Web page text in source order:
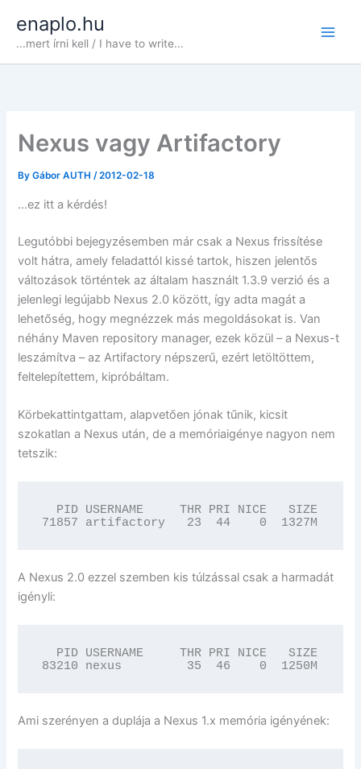
content
enaplo.hu
...mert írni kell / I have to write...
Nexus vagy Artifactory
ByGábor AUTH/2012-02-18
…ez itt a kérdés!
Legutóbbi bejegyzésemben már csak a Nexus frissítése
volt hátra, amely feladattól kissé tartok, hiszen jelentős
változások történtek az általam használt 1.3.9 verzió és a
jelenlegi legújabb Nexus 2.0 között, így adta magát a
lehetőség, hogy megnézzek más megoldásokat is. Van
néhány Maven repository manager, ezek közül – a Nexus-t
leszámítva – az Artifactory népszerű, ezért letöltöttem,
feltelepítettem, kipróbáltam.
Körbekattintgattam, alapvetően jónak tűnik, kicsit
szokatlan a Nexus után, de a memóriaigénye nagyon nem
tetszik:
PID USERNAME     THR PRI NICE   SIZE
71857 artifactory   23  44    0  1327M
A Nexus 2.0 ezzel szemben kis túlzással csak a harmadát
igényli:
PID USERNAME     THR PRI NICE   SIZE
83210 nexus         35  46    0  1250M
Ami szerényen a duplája a Nexus 1.x memória igényének: